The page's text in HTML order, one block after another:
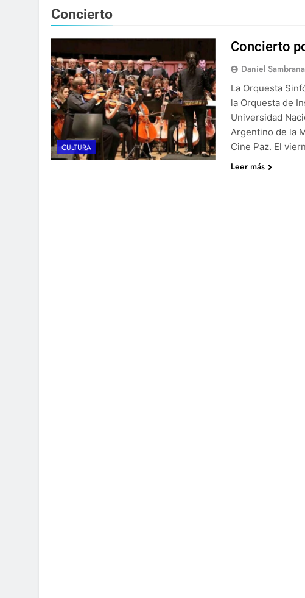
Concierto
CULTURA
Concierto
Daniel Sambrana
La Orquesta
la Orquesta de
Universidad
Argentino de la
Cine Paz. El
Leer más